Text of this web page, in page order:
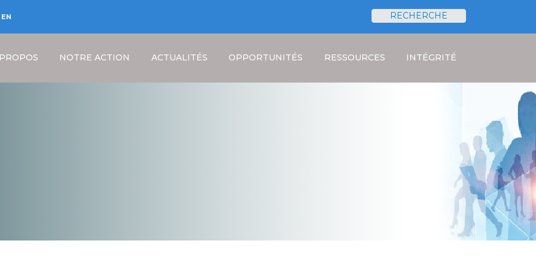
EN
RECHERCHE
NOTRE ACTION ACTUALITÉS OPPORTUNITÉS RESSOURCES INTÉGRITÉ